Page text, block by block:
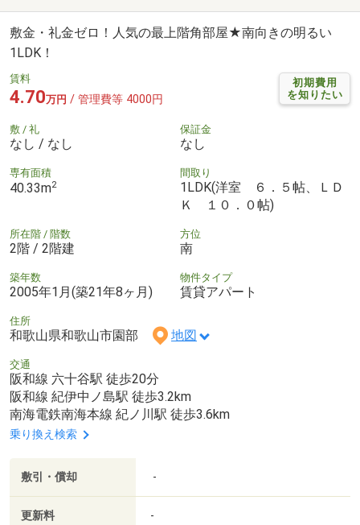
敷金・礼金ゼロ！人気の最上階角部屋★南向きの明るい
1LDK！
初期費用
を知りたい
賃料
4.70万円 / 管理費等 4000円
敷 / 礼
なし / なし
保証金
なし
専有面積
40.33m2
間取り
1LDK(洋室 ６．５帖、ＬＤ
Ｋ １０．０帖)
所在階 / 階数
2階 / 2階建
方位
南
築年数
2005年1月(築21年8ヶ月)
物件タイプ
賃貸アパート
住所
和歌山県和歌山市園部 地図
交通
阪和線 六十谷駅 徒歩20分
阪和線 紀伊中ノ島駅 徒歩3.2km
南海電鉄南海本線 紀ノ川駅 徒歩3.6km
乗り換え検索
敷引・償却 -
更新料 -